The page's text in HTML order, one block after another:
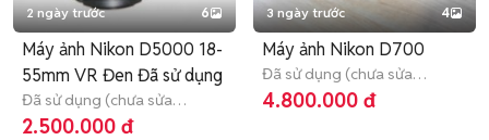
2 ngày trước 6
Máy ảnh Nikon D5000 18-
55mm VR Đen Đã sử dụng
Đã sử dụng (chưa sửa
chữa) 1 tháng
2.500.000 đ
3 ngày trước 4
Máy ảnh Nikon D700
Đã sử dụng (chưa sửa
chữa) 3 tháng
4.800.000 đ